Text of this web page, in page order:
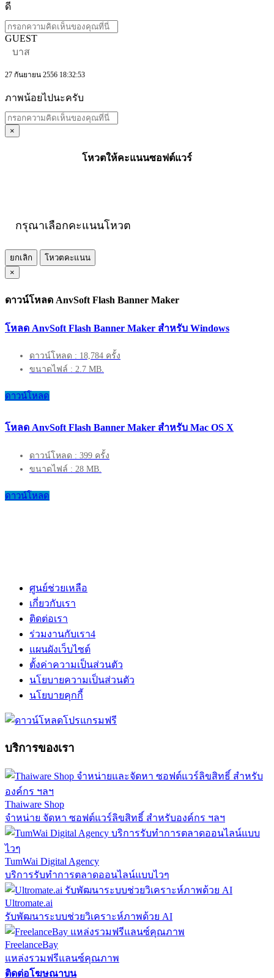
ดี
GUEST
บาส
27 กันยายน 2556 18:32:53
ภาพน้อยไปนะครับ
×
โหวตให้คะแนนซอฟต์แวร์
กรุณาเลือกคะแนนโหวต
ยกเลิก
โหวตคะแนน
×
ดาวน์โหลด AnvSoft Flash Banner Maker
โหลด AnvSoft Flash Banner Maker สำหรับ Windows
ดาวน์โหลด : 18,784 ครั้ง
ขนาดไฟล์ : 2.7 MB.
ดาวน์โหลด
โหลด AnvSoft Flash Banner Maker สำหรับ Mac OS X
ดาวน์โหลด : 399 ครั้ง
ขนาดไฟล์ : 28 MB.
ดาวน์โหลด
ศูนย์ช่วยเหลือ
เกี่ยวกับเรา
ติดต่อเรา
ร่วมงานกับเรา4
แผนผังเว็บไซต์
ตั้งค่าความเป็นส่วนตัว
นโยบายความเป็นส่วนตัว
นโยบายคุกกี้
บริการของเรา
Thaiware Shop
จำหน่าย จัดหา ซอฟต์แวร์ลิขสิทธิ์ สำหรับองค์กร ฯลฯ
TumWai Digital Agency
บริการรับทำการตลาดออนไลน์แบบไวๆ
Ultromate.ai
รับพัฒนาระบบช่วยวิเคราะห์ภาพด้วย AI
FreelanceBay
แหล่งรวมฟรีแลนซ์คุณภาพ
ติดต่อโฆษณาบน